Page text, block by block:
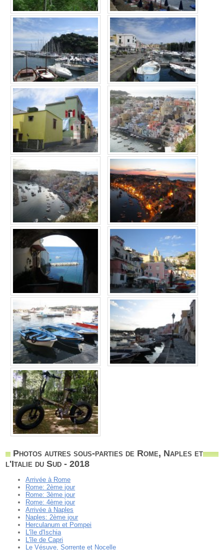
Photos autres sous-parties de Rome, Naples et
l'Italie du Sud - 2018
Arrivée à Rome
Rome: 2ème jour
Rome: 3ème jour
Rome: 4ème jour
Arrivée à Naples
Naples: 2ème jour
Herculanum et Pompei
L'île d'Ischia
L'île de Capri
Le Vésuve, Sorrente et Nocelle